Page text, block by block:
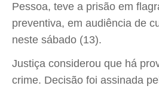
Pessoa, teve a prisão em
preventiva, em audiência de
neste sábado (13).
Justiça considerou que há
crime. Decisão foi assinada